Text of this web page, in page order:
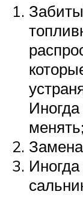
менять;